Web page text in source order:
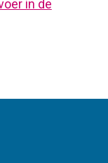
in de